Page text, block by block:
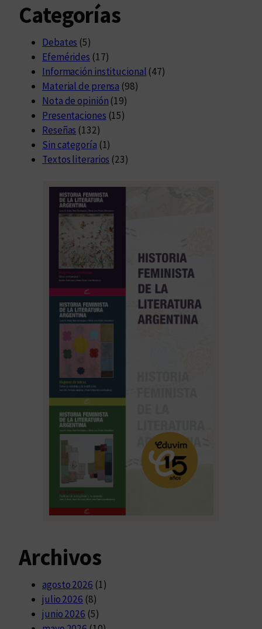
Categorías
Debates (5)
Efemérides (17)
Información institucional (47)
Material de prensa (98)
Nota de opinión (19)
Presentaciones (15)
Reseñas (132)
Sin categoría (1)
Textos literarios (23)
Archivos
agosto 2026 (1)
julio 2026 (8)
junio 2026 (5)